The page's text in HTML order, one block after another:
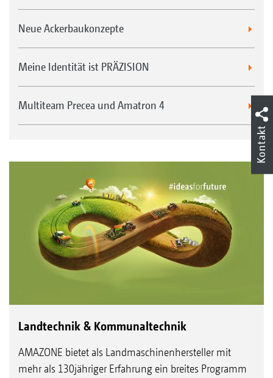
Neue Ackerbaukonzepte
Meine Identität ist PRÄZISION
Multiteam Precea und Amatron 4
Landtechnik & Kommunaltechnik
AMAZONE bietet als Landmaschinenhersteller mit
mehr als 130jähriger Erfahrung ein breites Programm
Kontakt